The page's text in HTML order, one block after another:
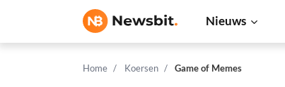
Nieuws
Home Koersen Game of Memes